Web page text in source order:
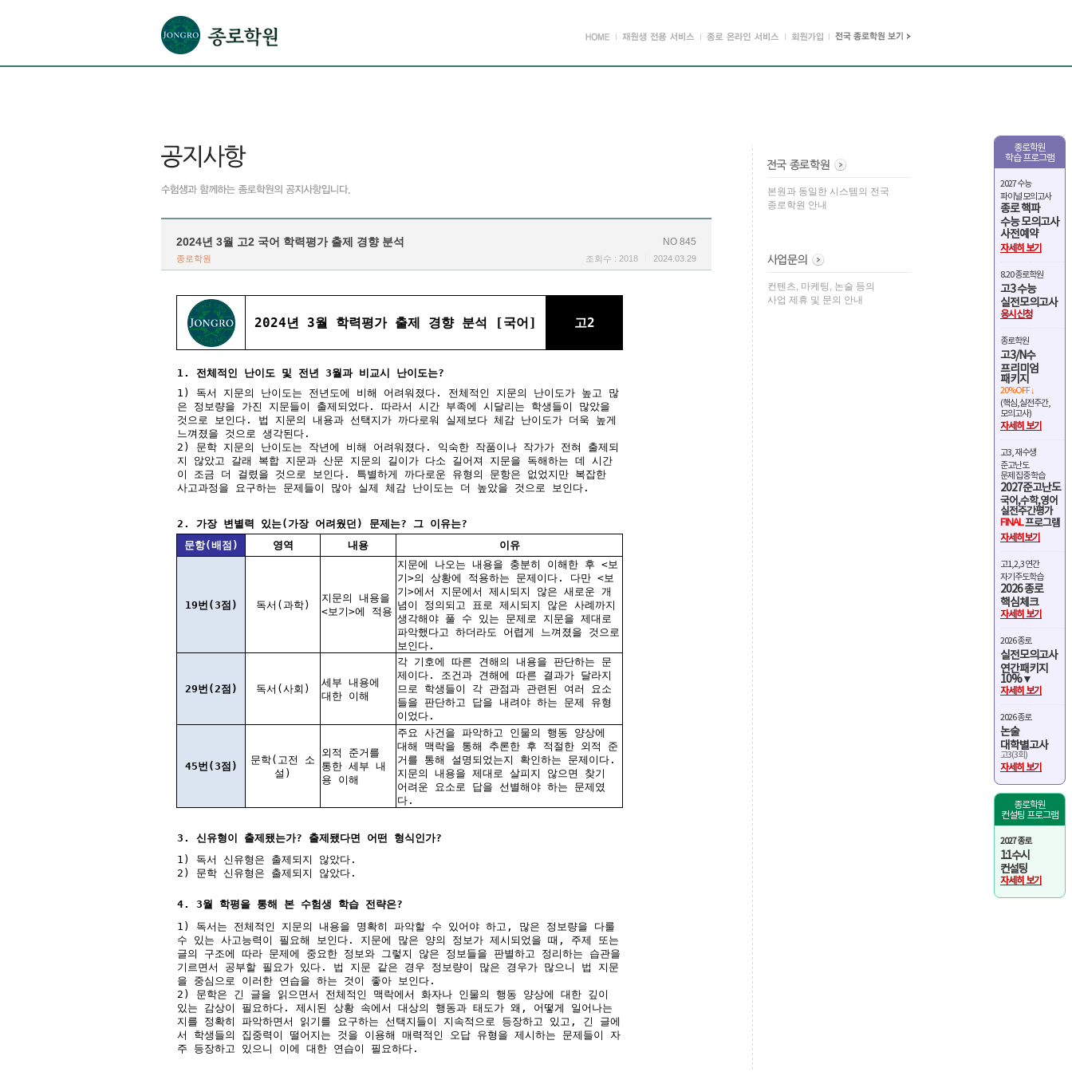
종로학원
학습 프로그램
2027 수능
파이널 모의고사
종로 핵파
수능 모의고사
사전예약
자세히 보기
8.20 종로학원
고3 수능
실전모의고사
응시신청
종로학원
고3/N수
프리미엄
패키지
20%OFF ↓
(핵심,실전주간,
모의고사)
자세히 보기
고3, 재수생
준고난도
문제 집중 학습
2027준고난도
국어,수학,영어
실전주간평가
FINAL프로그램
자세히보기
고1,2,3 연간
자기주도학습
2026 종로
핵심체크
자세히 보기
2026 종로
실전모의고사
연간패키지
10%▼
자세히 보기
2026 종로
논술
대학별고사
고3(3회)
자세히 보기
종로학원
컨설팅 프로그램
2027 종로
1:1 수시
컨설팅
자세히 보기
NO 845
2024년 3월 고2 국어 학력평가 출제 경향 분석
종로학원 2024.03.29
조회수 : 2018
2024년 3월 학력평가 출제 경향 분석 [국어] 고2
1. 전체적인 난이도 및 전년 3월과 비교시 난이도는?
1) 독서 지문의 난이도는 전년도에 비해 어려워졌다. 전체적인 지문의 난이도가 높고 많
은 정보량을 가진 지문들이 출제되었다. 따라서 시간 부족에 시달리는 학생들이 많았을
것으로 보인다. 법 지문의 내용과 선택지가 까다로워 실제보다 체감 난이도가 더욱 높게
느껴졌을 것으로 생각된다.
2) 문학 지문의 난이도는 작년에 비해 어려워졌다. 익숙한 작품이나 작가가 전혀 출제되
지 않았고 갈래 복합 지문과 산문 지문의 길이가 다소 길어져 지문을 독해하는 데 시간
이 조금 더 걸렸을 것으로 보인다. 특별하게 까다로운 유형의 문항은 없었지만 복잡한
사고과정을 요구하는 문제들이 많아 실제 체감 난이도는 더 높았을 것으로 보인다.
2. 가장 변별력 있는(가장 어려웠던) 문제는? 그 이유는?
문항(배점)
영역 내용 이유
19번(3점) 독서(과학)
지문의 내용을
<보기>에 적용
지문에 나오는 내용을 충분히 이해한 후 <보
기>의 상황에 적용하는 문제이다. 다만 <보
기>에서 지문에서 제시되지 않은 새로운 개
념이 정의되고 표로 제시되지 않은 사례까지
생각해야 풀 수 있는 문제로 지문을 제대로
파악했다고 하더라도 어렵게 느껴졌을 것으로
보인다.
29번(2점) 독서(사회)
세부 내용에
대한 이해
각 기호에 따른 견해의 내용을 판단하는 문
제이다. 조건과 견해에 따른 결과가 달라지
므로 학생들이 각 관점과 관련된 여러 요소
들을 판단하고 답을 내려야 하는 문제 유형
이었다.
45번(3점)
문학(고전 소
설)
외적 준거를
통한 세부 내
용 이해
주요 사건을 파악하고 인물의 행동 양상에
대해 맥락을 통해 추론한 후 적절한 외적 준
거를 통해 설명되었는지 확인하는 문제이다.
지문의 내용을 제대로 살피지 않으면 찾기
어려운 요소로 답을 선별해야 하는 문제였
다.
3. 신유형이 출제됐는가? 출제됐다면 어떤 형식인가?
1) 독서 신유형은 출제되지 않았다.
2) 문학 신유형은 출제되지 않았다.
4. 3월 학평을 통해 본 수험생 학습 전략은?
1) 독서는 전체적인 지문의 내용을 명확히 파악할 수 있어야 하고, 많은 정보량을 다룰
수 있는 사고능력이 필요해 보인다. 지문에 많은 양의 정보가 제시되었을 때, 주제 또는
글의 구조에 따라 문제에 중요한 정보와 그렇지 않은 정보들을 판별하고 정리하는 습관을
기르면서 공부할 필요가 있다. 법 지문 같은 경우 정보량이 많은 경우가 많으니 법 지문
을 중심으로 이러한 연습을 하는 것이 좋아 보인다.
2) 문학은 긴 글을 읽으면서 전체적인 맥락에서 화자나 인물의 행동 양상에 대한 깊이
있는 감상이 필요하다. 제시된 상황 속에서 대상의 행동과 태도가 왜, 어떻게 일어나는
지를 정확히 파악하면서 읽기를 요구하는 선택지들이 지속적으로 등장하고 있고, 긴 글에
서 학생들의 집중력이 떨어지는 것을 이용해 매력적인 오답 유형을 제시하는 문제들이 자
주 등장하고 있으니 이에 대한 연습이 필요하다.
본원과 동일한 시스템의 전국
종로학원 안내
컨텐츠, 마케팅, 논술 등의
사업 제휴 및 문의 안내